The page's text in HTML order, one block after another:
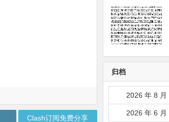
Clash订阅免费分享
归档
2026 年 8 月
2026 年 6 月